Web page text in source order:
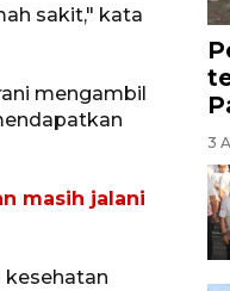
sakit," kata
mengambil
masih jalani
kesehatan
3